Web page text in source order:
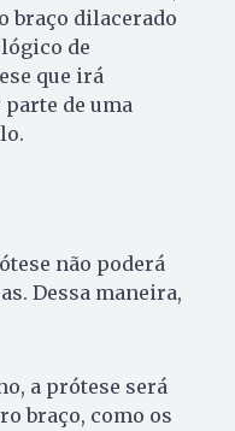
braço dilacerado
de
que irá
de uma
não poderá
Dessa maneira,
a prótese será
braço, como os